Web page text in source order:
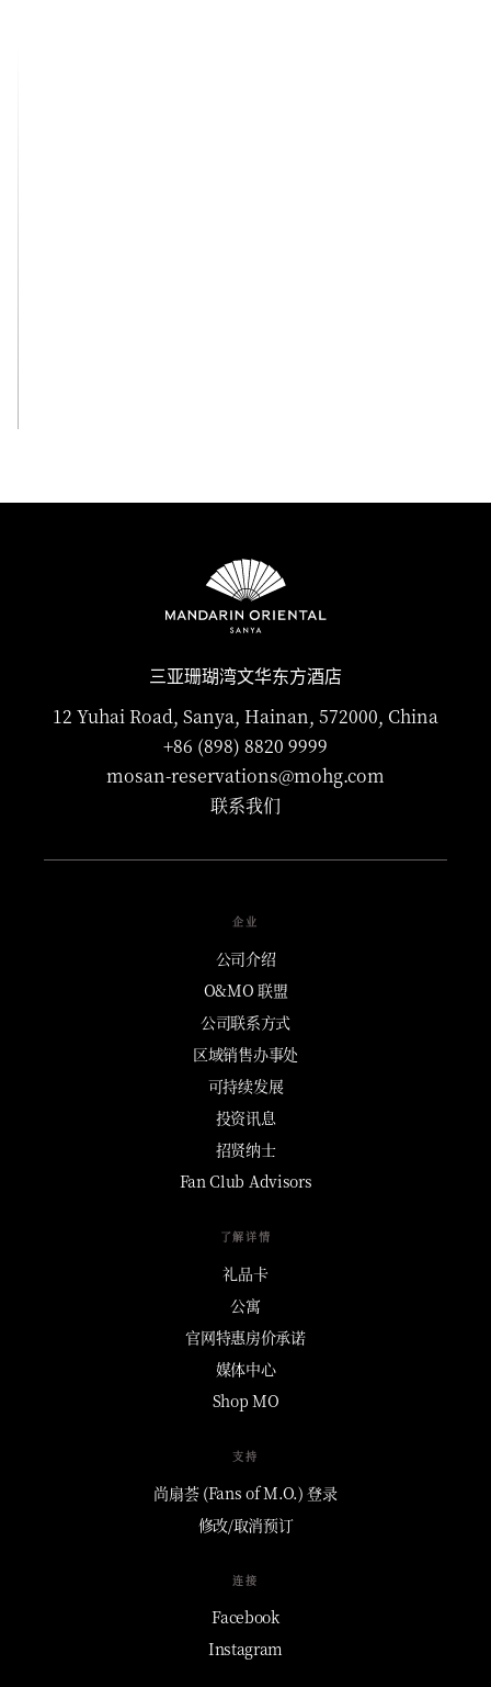
三亚珊瑚湾文华东方酒店
12 Yuhai Road, Sanya, Hainan, 572000, China
+86 (898) 8820 9999
mosan-reservations@mohg.com
联系我们
企业
公司介绍
O&MO 联盟
公司联系方式
区域销售办事处
可持续发展
投资讯息
招贤纳士
Fan Club Advisors
了解详情
礼品卡
公寓
官网特惠房价承诺
媒体中心
Shop MO
支持
尚扇荟 (Fans of M.O.) 登录
修改/取消预订
连接
Facebook
Instagram